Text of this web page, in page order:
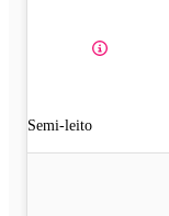
Semi-leito